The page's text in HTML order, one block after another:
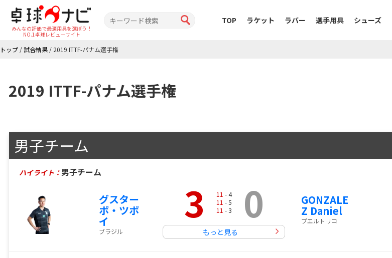
みんなの評価で最適用具を選ぼう！
NO.1卓球レビューサイト
TOP ラケット ラバー 選手用具 シューズ
トップ /試合結果 / 2019 ITTF-パナム選手権
2019 ITTF-パナム選手権
男子チーム
ハイライト：男子チーム
グスター
ボ・ツボ
イ
ブラジル
3 11 - 4
11 - 5
11 - 3 0
もっと見る
GONZALE
Z Daniel
プエルトリコ